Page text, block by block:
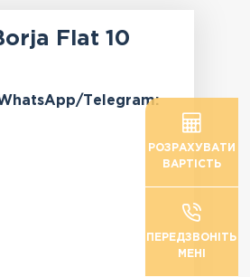
Flat 10
Тelegram:
РОЗРАХУВАТИ
ВАРТІСТЬ
ПЕРЕДЗВОНІТЬ
МЕНІ